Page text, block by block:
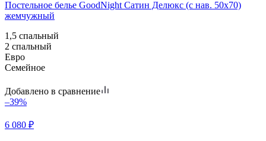
Постельное белье GoodNight Сатин Делюкс (с нав. 50х70)
жемчужный
1,5 спальный
2 спальный
Евро
Семейное
Добавлено в сравнение
–39%
6 080 ₽